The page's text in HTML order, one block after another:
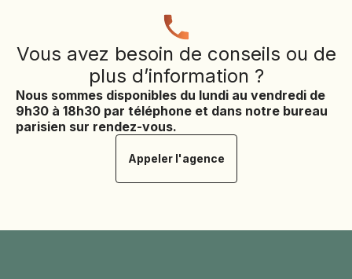
Vous avez besoin de conseils ou de
plus d’information ?
Nous sommes disponibles du lundi au vendredi de
9h30 à 18h30 par téléphone et dans notre bureau
parisien sur rendez-vous.
Appeler l'agence